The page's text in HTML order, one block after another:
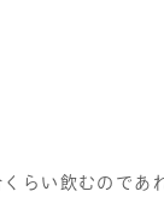
らい飲むのであ